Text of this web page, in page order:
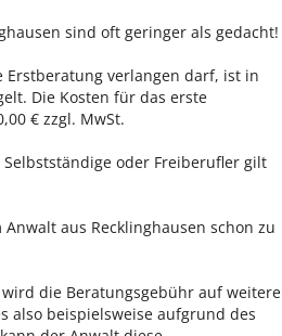
sind oft geringer als gedacht!
Erstberatung verlangen darf, ist in
Die Kosten für das erste
€ zzgl. MwSt.
oder Freiberufler gilt
aus Recklinghausen schon zu
wird die Beratungsgebühr auf weitere
also beispielsweise aufgrund des